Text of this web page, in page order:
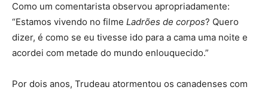
Como um comentarista observou apropriadamente:
“Estamos vivendo no filme Ladrões de corpos? Quero
dizer, é como se eu tivesse ido para a cama uma noite e
acordei com metade do mundo enlouquecido.”
Por dois anos, Trudeau atormentou os canadenses com